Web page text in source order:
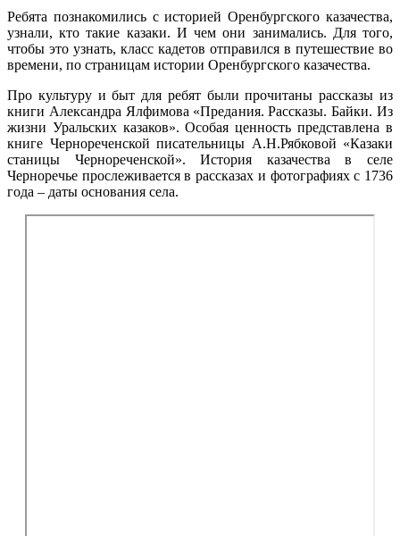
Ребята познакомились с историей Оренбургского казачества,
узнали, кто такие казаки. И чем они занимались. Для того,
чтобы это узнать, класс кадетов отправился в путешествие во
времени, по страницам истории Оренбургского казачества.
Про культуру и быт для ребят были прочитаны рассказы из
книги Александра Ялфимова «Предания. Рассказы. Байки. Из
жизни Уральских казаков». Особая ценность представлена в
книге Чернореченской писательницы А.Н.Рябковой «Казаки
станицы Чернореченской». История казачества в селе
Черноречье прослеживается в рассказах и фотографиях с 1736
года – даты основания села.